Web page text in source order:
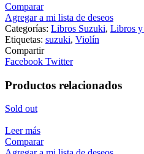
Comparar
Agregar a mi lista de deseos
Categorías: Libros Suzuki, Libros y
Etiquetas: suzuki, Violín
Compartir
Facebook Twitter
Productos relacionados
Sold out
Leer más
Comparar